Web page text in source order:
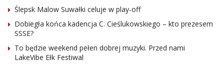
Ślepsk Malow Suwałki celuje w play-off
Dobiegła końca kadencja C. Cieślukowskiego – kto prezesem
SSSE?
To będzie weekend pełen dobrej muzyki. Przed nami
LakeVibe Ełk Festiwal